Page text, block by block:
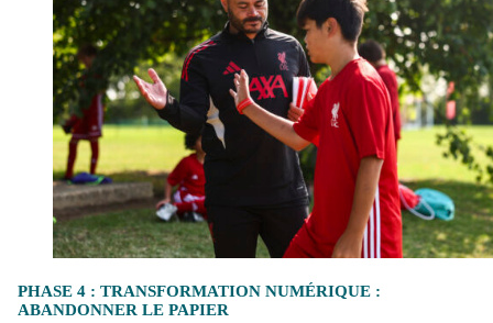
PHASE 4 : TRANSFORMATION NUMÉRIQUE :
ABANDONNER LE PAPIER